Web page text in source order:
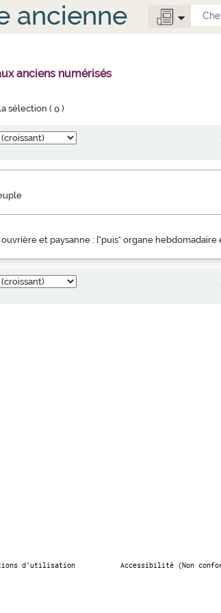
ancienne
anciens numérisés
sélection (0 )
et paysanne : ["puis" organe
d’utilisation Accessibilité (Non